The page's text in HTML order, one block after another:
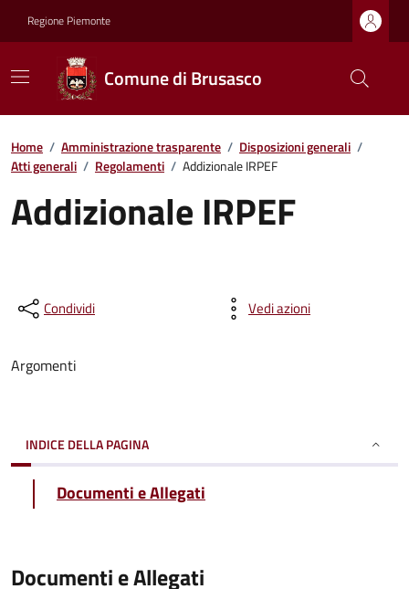
Regione Piemonte
Comune di Brusasco
Home / Amministrazione trasparente / Disposizioni generali /
Atti generali / Regolamenti / Addizionale IRPEF
Addizionale IRPEF
Condividi Vedi azioni
Argomenti
INDICE DELLA PAGINA
Documenti e Allegati
Documenti e Allegati